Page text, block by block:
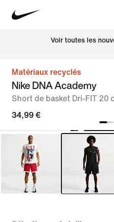
Voir toutes les
Matériaux recyclés
Nike DNA Academy
Short de basket Dri-FIT 20
34,99 €